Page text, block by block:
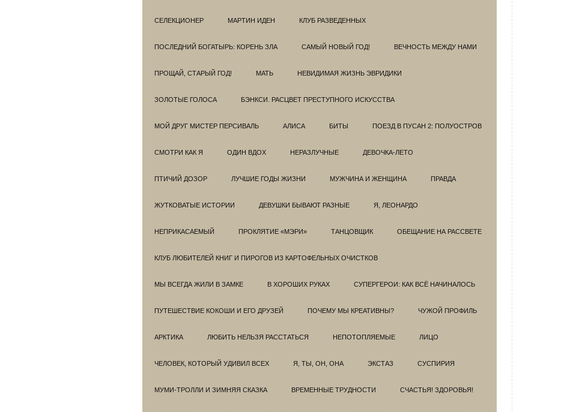
СЕЛЕКЦИОНЕР МАРТИН ИДЕН КЛУБ РАЗВЕДEННЫХ
ПОСЛЕДНИЙ БОГАТЫРЬ: КОРЕНЬ ЗЛА САМЫЙ НОВЫЙ ГОД! ВЕЧНОСТЬ МЕЖДУ НАМИ
ПРОЩАЙ, СТАРЫЙ ГОД! МАТЬ НЕВИДИМАЯ ЖИЗНЬ ЭВРИДИКИ
ЗОЛОТЫЕ ГОЛОСА БЭНКСИ. РАСЦВЕТ ПРЕСТУПНОГО ИСКУССТВА
МОЙ ДРУГ МИСТЕР ПЕРСИВАЛЬ АЛИСА БИТЫ ПОЕЗД В ПУСАН 2: ПОЛУОСТРОВ
СМОТРИ КАК Я ОДИН ВДОХ НЕРАЗЛУЧНЫЕ ДЕВОЧКА-ЛЕТО
ПТИЧИЙ ДОЗОР ЛУЧШИЕ ГОДЫ ЖИЗНИ МУЖЧИНА И ЖЕНЩИНА ПРАВДА
ЖУТКОВАТЫЕ ИСТОРИИ ДЕВУШКИ БЫВАЮТ РАЗНЫЕ Я, ЛЕОНАРДО
НЕПРИКАСАЕМЫЙ ПРОКЛЯТИЕ «МЭРИ» ТАНЦОВЩИК ОБЕЩАНИЕ НА РАССВЕТЕ
КЛУБ ЛЮБИТЕЛЕЙ КНИГ И ПИРОГОВ ИЗ КАРТОФЕЛЬНЫХ ОЧИСТКОВ
МЫ ВСЕГДА ЖИЛИ В ЗАМКЕ В ХОРОШИХ РУКАХ СУПЕРГЕРОИ: КАК ВСЁ НАЧИНАЛОСЬ
ПУТЕШЕСТВИЕ КОКОШИ И ЕГО ДРУЗЕЙ ПОЧЕМУ МЫ КРЕАТИВНЫ? ЧУЖОЙ ПРОФИЛЬ
АРКТИКА ЛЮБИТЬ НЕЛЬЗЯ РАССТАТЬСЯ НЕПОТОПЛЯЕМЫЕ ЛИЦО
ЧЕЛОВЕК, КОТОРЫЙ УДИВИЛ ВСЕХ Я, ТЫ, ОН, ОНА ЭКСТАЗ СУСПИРИЯ
МУМИ-ТРОЛЛИ И ЗИМНЯЯ СКАЗКА ВРЕМЕННЫЕ ТРУДНОСТИ СЧАСТЬЯ! ЗДОРОВЬЯ!